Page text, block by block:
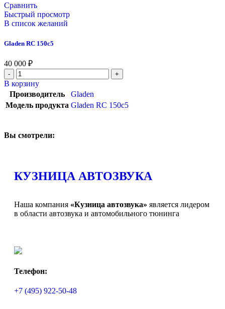
Сравнить
Быстрый просмотр
В список желаний
Gladen RC 150c5
40 000 ₽
В корзину
Производитель
Gladen
Модель продукта Gladen RC 150c5
Вы смотрели:
КУЗНИЦА АВТОЗВУКА
Наша компания «Кузница автозвука» является лидером
в области автозвука и автомобильного тюнинга
Телефон:
+7 (495) 922-50-48